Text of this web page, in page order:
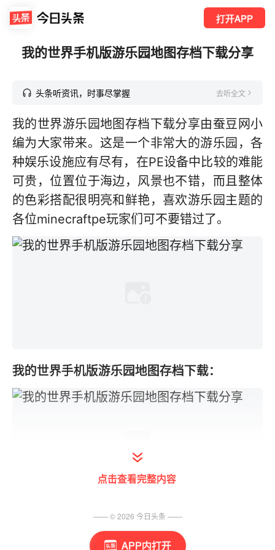
打开APP
APP内打开
我的世界手机版游乐园地图存档下载分享
头条听资讯，时事尽掌握 去听全文
我的世界游乐园地图存档下载分享由蚕豆网小
编为大家带来。这是一个非常大的游乐园，各
种娱乐设施应有尽有，在PE设备中比较的难能
可贵，位置位于海边，风景也不错，而且整体
的色彩搭配很明亮和鲜艳，喜欢游乐园主题的
各位minecraftpe玩家们可不要错过了。
我的世界手机版游乐园地图存档下载：
点击查看完整内容
—— ©2026 今日头条 ——